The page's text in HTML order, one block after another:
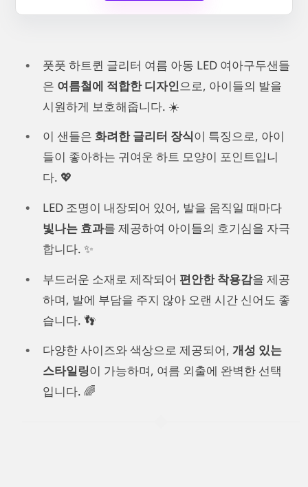
풋풋 하트퀸 글리터 여름 아동 LED 여아구두샌들
은 여름철에 적합한 디자인으로, 아이들의 발을
시원하게 보호해줍니다. ☀️
이 샌들은 화려한 글리터 장식이 특징으로, 아이
들이 좋아하는 귀여운 하트 모양이 포인트입니
다. 💖
LED 조명이 내장되어 있어, 발을 움직일 때마다
빛나는 효과를 제공하여 아이들의 호기심을 자극
합니다. ✨
부드러운 소재로 제작되어 편안한 착용감을 제공
하며, 발에 부담을 주지 않아 오랜 시간 신어도 좋
습니다. 👣
다양한 사이즈와 색상으로 제공되어, 개성 있는
스타일링이 가능하며, 여름 외출에 완벽한 선택
입니다. 🌈